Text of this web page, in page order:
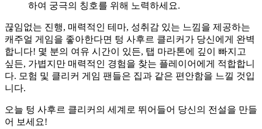
하여 궁극의 칭호를 위해 노력하세요.
끊임없는 진행, 매력적인 테마, 성취감 있는 느낌을 제공하는
캐주얼 게임을 좋아한다면 텅 사후르 클리커가 당신에게 완벽
합니다! 몇 분의 여유 시간이 있든, 탭 마라톤에 깊이 빠지고
싶든, 가볍지만 매력적인 경험을 찾는 플레이어에게 적합합니
다. 모험 및 클리커 게임 팬들은 집과 같은 편안함을 느낄 것입
니다.
오늘 텅 사후르 클리커의 세계로 뛰어들어 당신의 전설을 만들
어 보세요!